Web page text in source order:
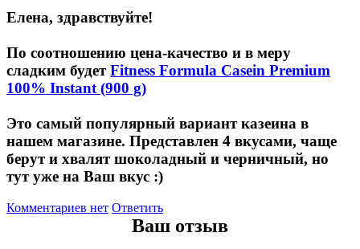
НАЗАД
Бустеры тестостерона
ЗМА
Антиоксиданты
Борьба со стрессом
НАЗАД
Vitauct
WTF LABZ
Елена, здравствуйте!
По соотношению цена-качество и в меру
сладким будетFitness Formula Casein Premium
100% Instant (900 g)
Это самый популярный вариант казеина в
нашем магазине. Представлен 4 вкусами, чаще
берут и хвалят шоколадный и черничный, но
тут уже на Ваш вкус :)
Комментариев нет Ответить
Ваш отзыв